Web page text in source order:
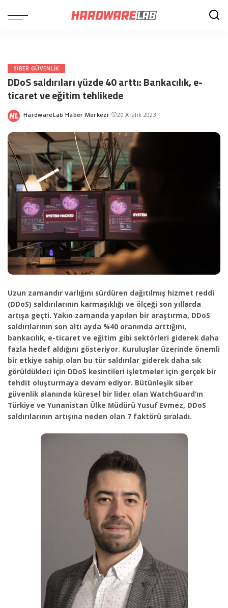
SIBER GÜVENLIK
DDoS saldırıları yüzde 40 arttı: Bankacılık, e-
ticaret ve eğitim tehlikede
Posted
HardwareLab Haber Merkezi 20 Aralık 2023
Uzun zamandır varlığını sürdüren dağıtılmış hizmet reddi
(DDoS) saldırılarının karmaşıklığı ve ölçeği son yıllarda
artışa geçti. Yakın zamanda yapılan bir araştırma, DDoS
saldırılarının son altı ayda %40 oranında arttığını,
bankacılık, e-ticaret ve eğitim gibi sektörleri giderek daha
fazla hedef aldığını gösteriyor. Kuruluşlar üzerinde önemli
bir etkiye sahip olan bu tür saldırılar giderek daha sık
görüldükleri için DDoS kesintileri işletmeler için gerçek bir
tehdit oluşturmaya devam ediyor. Bütünleşik siber
güvenlik alanında küresel bir lider olan WatchGuard’ın
Türkiye ve Yunanistan Ülke Müdürü Yusuf Evmez, DDoS
saldırılarının artışına neden olan 7 faktörü sıraladı.